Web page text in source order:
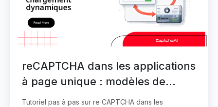
reCAPTCHA dans les applications
à page unique : modèles de
chargement dynamiques
Tutoriel pas à pas sur re CAPTCHA dans les